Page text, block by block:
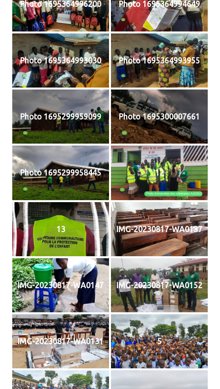
Photo 1695364996200 Photo 1695364994649
Photo 1695364993030 Photo 1695364993955
Photo 1695299959099 Photo 1695300007661
Photo 1695299958445 12
13 IMG-20230817-WA0137
IMG-20230817-WA0147 IMG-20230817-WA0152
IMG-20230817-WA0131 5